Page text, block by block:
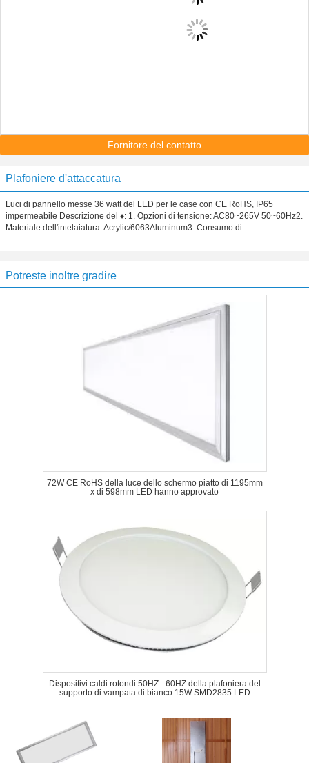
Fornitore del contatto
Plafoniere d'attaccatura
Luci di pannello messe 36 watt del LED per le case con CE RoHS, IP65
impermeabile Descrizione del ♦: 1. Opzioni di tensione: AC80~265V 50~60Hz2.
Materiale dell'intelaiatura: Acrylic/6063Aluminum3. Consumo di ...
Potreste inoltre gradire
72W CE RoHS della luce dello schermo piatto di 1195mm
x di 598mm LED hanno approvato
Dispositivi caldi rotondi 50HZ - 60HZ della plafoniera del
supporto di vampata di bianco 15W SMD2835 LED